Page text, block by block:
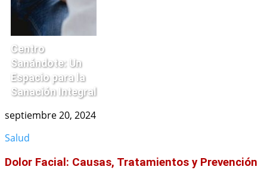
Centro
Sanándote: Un
Espacio para la
Sanación Integral
septiembre 20, 2024
Salud
Dolor Facial: Causas, Tratamientos y Prevención